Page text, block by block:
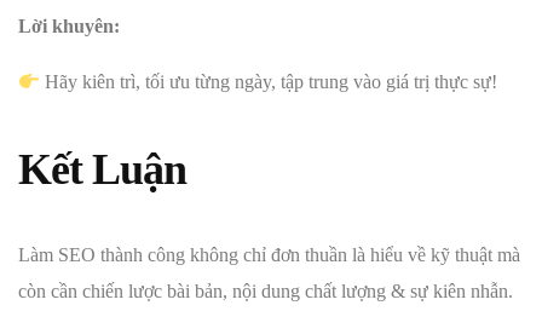
Lời khuyên:
Hãy kiên trì, tối ưu từng ngày, tập trung vào giá trị thực sự!
Kết Luận
Làm SEO thành công không chỉ đơn thuần là hiểu về kỹ thuật mà
còn cần chiến lược bài bản, nội dung chất lượng & sự kiên nhẫn.